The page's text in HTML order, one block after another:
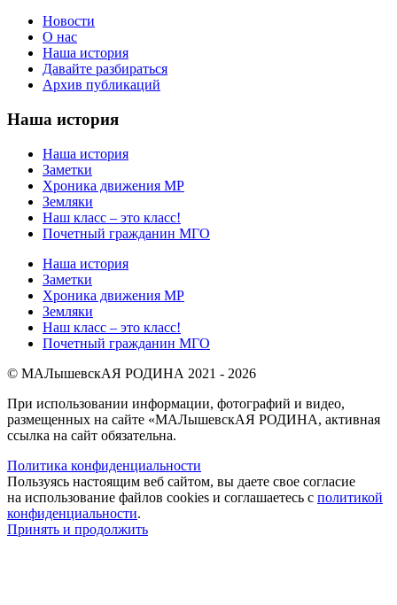
Новости
О нас
Наша история
Давайте разбираться
Архив публикаций
Наша история
Наша история
Заметки
Хроника движения МР
Земляки
Наш класс – это класс!
Почетный гражданин МГО
Наша история
Заметки
Хроника движения МР
Земляки
Наш класс – это класс!
Почетный гражданин МГО
© МАЛышевскАЯ РОДИНА 2021 - 2026
При использовании информации, фотографий и видео,
размещенных на сайте «МАЛышевскАЯ РОДИНА, активная
ссылка на сайт обязательна.
Политика конфиденциальности
Пользуясь настоящим веб сайтом, вы даете свое согласие
на использование файлов cookies и соглашаетесь с политикой
конфиденциальности.
Принять и продолжить